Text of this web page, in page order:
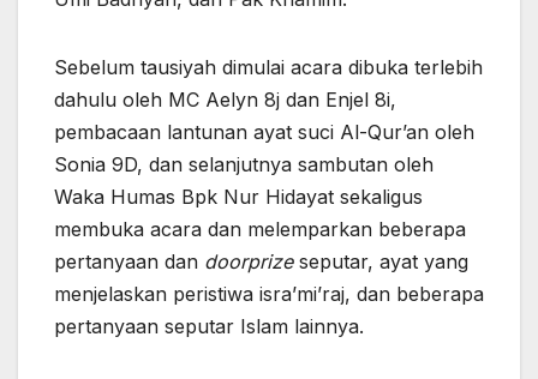
Sebelum tausiyah dimulai acara dibuka terlebih
dahulu oleh MC Aelyn 8j dan Enjel 8i,
pembacaan lantunan ayat suci Al-Qur’an oleh
Sonia 9D, dan selanjutnya sambutan oleh
Waka Humas Bpk Nur Hidayat sekaligus
membuka acara dan melemparkan beberapa
pertanyaan dan doorprize seputar, ayat yang
menjelaskan peristiwa isra’mi’raj, dan beberapa
pertanyaan seputar Islam lainnya.